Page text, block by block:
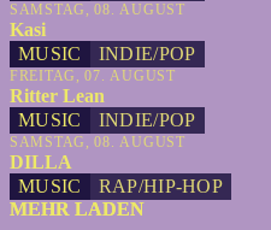
SAMSTAG, 08. AUGUST
Kasi
MUSIC
INDIE/POP
FREITAG, 07. AUGUST
Ritter Lean
MUSIC
INDIE/POP
SAMSTAG, 08. AUGUST
DILLA
MUSIC
RAP/HIP-HOP
MEHR LADEN
MEHR LADEN